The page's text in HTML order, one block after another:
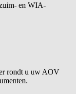
en WIA-
rondt u uw AOV